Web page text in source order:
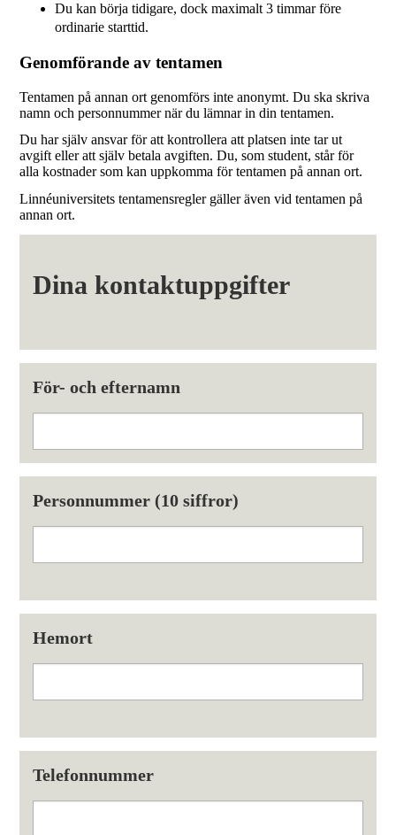
Du kan börja tidigare, dock maximalt 3 timmar före
ordinarie starttid.
Genomförande av tentamen
Tentamen på annan ort genomförs inte anonymt. Du ska skriva
namn och personnummer när du lämnar in din tentamen.
Du har själv ansvar för att kontrollera att platsen inte tar ut
avgift eller att själv betala avgiften. Du, som student, står för
alla kostnader som kan uppkomma för tentamen på annan ort.
Linnéuniversitets tentamensregler gäller även vid tentamen på
annan ort.
Dina kontaktuppgifter
För- och efternamn
Personnummer (10 siffror)
Hemort
Telefonnummer